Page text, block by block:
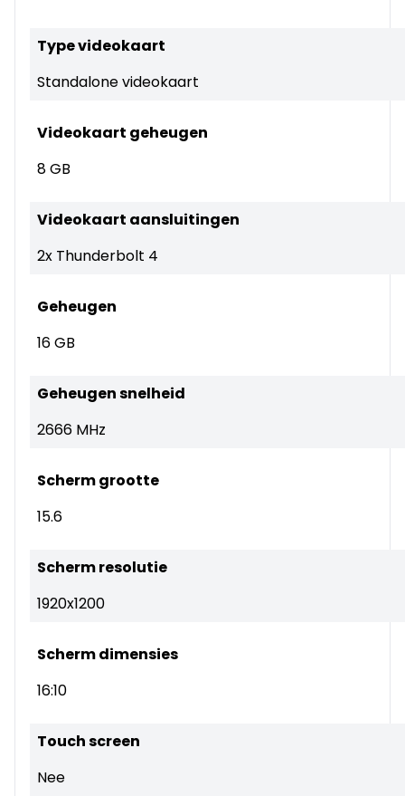
Type videokaart
Standalone videokaart
Videokaart geheugen
8 GB
Videokaart aansluitingen
2x Thunderbolt 4
Geheugen
16 GB
Geheugen snelheid
2666 MHz
Scherm grootte
15.6
Scherm resolutie
1920x1200
Scherm dimensies
16:10
Touch screen
Nee